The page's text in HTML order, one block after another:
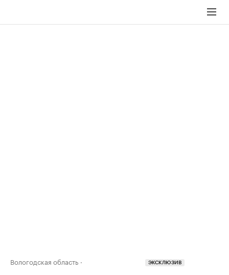
Вологодская область ЭКСКЛЮЗИВ